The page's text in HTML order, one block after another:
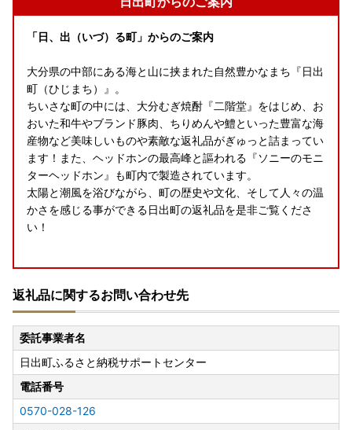
「日、出（いづ）る町」からのご案内
大分県の中部にある海と山に挟まれた自然豊かなまち『日出
町（ひじまち）』。
ちいさな町の中には、大分むぎ焼酎『二階堂』をはじめ、お
おいた和牛やブランド豚肉、ちりめんや鱧といった豊富な海
産物など美味しいものや素敵な返礼品がぎゅっと詰まってい
ます！また、ヘッドホンの最高峰と謳われる『ソニーのモニ
ターヘッドホン』も町内で製造されています。
太陽と潮風を浴びながら、町の歴史や文化、そして人々の温
かさを感じる事ができる日出町の返礼品を是非ご覧くださ
い！
◆申請期限
ワンストップ特例申請書の提出期限は、寄附をされた翌年の
1月10日必着となりますのでご注意ください。
提出期限に間に合わない場合は、「寄附金受領証明書」を使
用しご自身で確定申告を行ってください。
◆申請書類
返礼品に関するお問い合わせ先
委託事業者名
日出町ふるさと納税サポートセンター
電話番号
0570-028-126